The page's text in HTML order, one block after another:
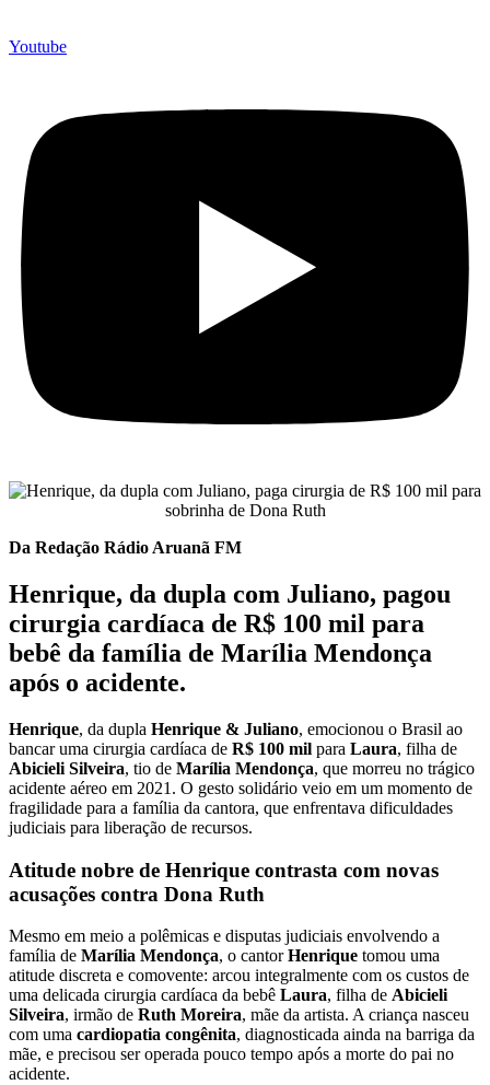
Youtube
Da Redação Rádio Aruanã FM
Henrique, da dupla com Juliano, pagou
cirurgia cardíaca de R$ 100 mil para
bebê da família de Marília Mendonça
após o acidente.
Henrique, da dupla Henrique & Juliano, emocionou o Brasil ao
bancar uma cirurgia cardíaca de R$ 100 mil para Laura, filha de
Abicieli Silveira, tio de Marília Mendonça, que morreu no trágico
acidente aéreo em 2021. O gesto solidário veio em um momento de
fragilidade para a família da cantora, que enfrentava dificuldades
judiciais para liberação de recursos.
Atitude nobre de Henrique contrasta com novas
acusações contra Dona Ruth
Mesmo em meio a polêmicas e disputas judiciais envolvendo a
família de Marília Mendonça, o cantorHenrique tomou uma
atitude discreta e comovente: arcou integralmente com os custos de
uma delicada cirurgia cardíaca da bebê Laura, filha de Abicieli
Silveira, irmão de Ruth Moreira, mãe da artista. A criança nasceu
com uma cardiopatia congênita, diagnosticada ainda na barriga da
mãe, e precisou ser operada pouco tempo após a morte do pai no
acidente.